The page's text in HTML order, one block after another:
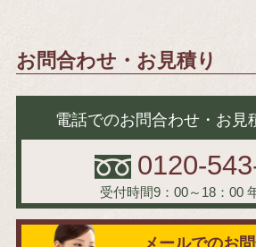
お問合わせ・お見積り
電話でのお問合わせ・お見
0120-
受付時間9：00～18：00